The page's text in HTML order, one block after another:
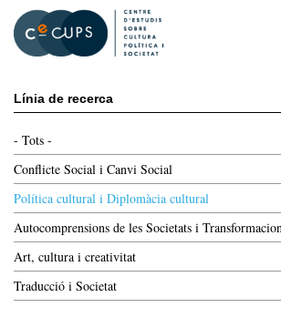
contingut
Línia de recerca
- Tots -
Conflicte Social i Canvi Social
Política cultural i Diplomàcia cultural
Autocomprensions de les Societats i
Art, cultura i creativitat
Traducció i Societat